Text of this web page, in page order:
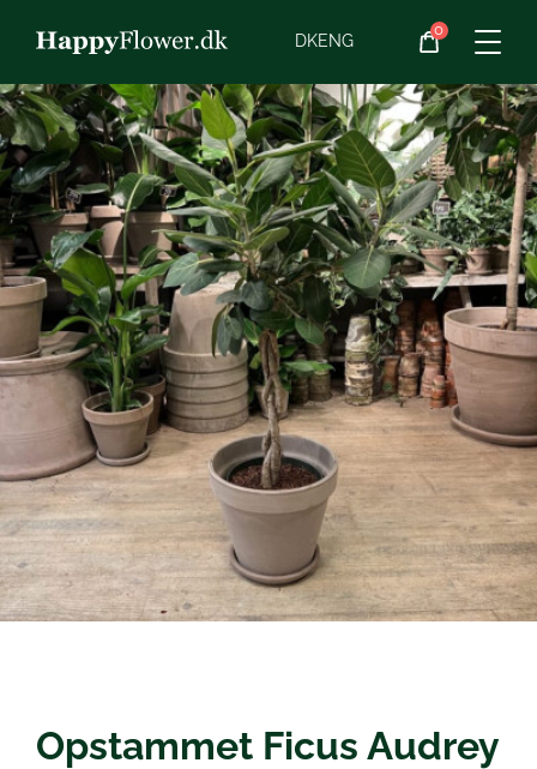
Blomster
Blomster­abonnement
Begravelse
Planter
Gaveideer
Chokolade
Vin
Øl
DKENG
0
Opstammet Ficus Audrey